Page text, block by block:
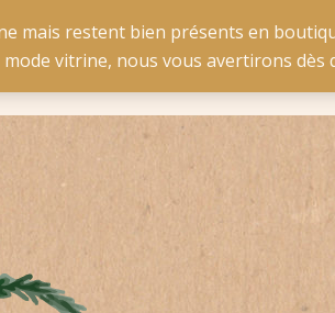
de 50 € d'achat et pour la France
mais restent bien présents en
vitrine, nous vous avertirons dès